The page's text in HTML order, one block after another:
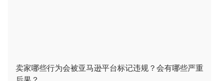
卖家哪些行为会被亚马逊平台标记违规？会有哪些严重